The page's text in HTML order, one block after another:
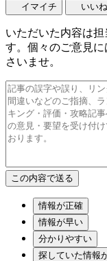
イマイチ いいね
いただいた内容は
す。個々のご意見
さいませ。
情報が正確
情報が早い
分かりやすい
探していた情報